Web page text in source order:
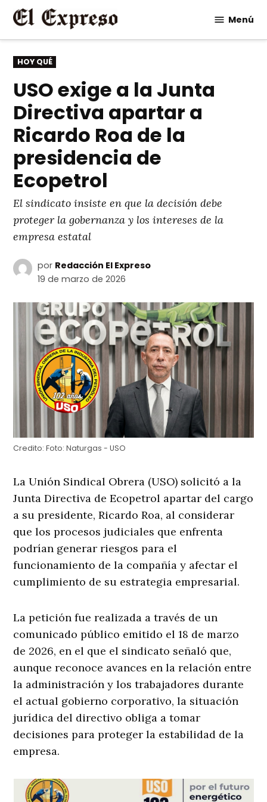
Saltar
contenido
Menú
PUBLICADO
EN
HOY QUÉ
USO exige a la Junta
Directiva apartar a
Ricardo Roa de la
presidencia de
Ecopetrol
El sindicato insiste en que la decisión debe
proteger la gobernanza y los intereses de la
empresa estatal
por Redacción El Expreso
19 de marzo de 2026
Credito: Foto: Naturgas - USO
La Unión Sindical Obrera (USO) solicitó a la
Junta Directiva de Ecopetrol apartar del cargo
a su presidente, Ricardo Roa, al considerar
que los procesos judiciales que enfrenta
podrían generar riesgos para el
funcionamiento de la compañía y afectar el
cumplimiento de su estrategia empresarial.
La petición fue realizada a través de un
comunicado público emitido el 18 de marzo
de 2026, en el que el sindicato señaló que,
aunque reconoce avances en la relación entre
la administración y los trabajadores durante
el actual gobierno corporativo, la situación
jurídica del directivo obliga a tomar
decisiones para proteger la estabilidad de la
empresa.